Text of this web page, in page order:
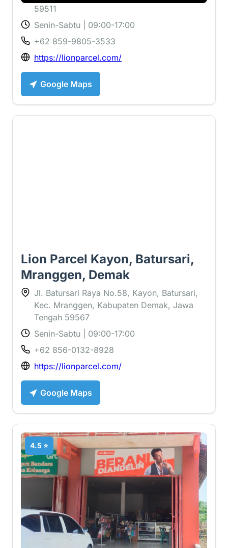
59511
Senin-Sabtu | 09:00-17:00
+62 859-9805-3533
https://lionparcel.com/
Google Maps
Lion Parcel Kayon, Batursari,
Mranggen, Demak
Jl. Batursari Raya No.58, Kayon, Batursari,
Kec. Mranggen, Kabupaten Demak, Jawa
Tengah 59567
Senin-Sabtu | 09:00-17:00
+62 856-0132-8928
https://lionparcel.com/
Google Maps
4.5 ⭐